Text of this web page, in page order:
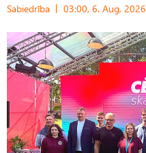
Sabiedrība 03:00, 6. Aug, 2026